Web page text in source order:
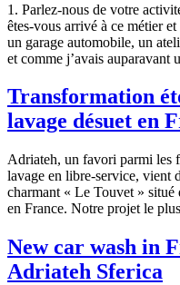
1. Parlez-nous de votre
êtes-vous arrivé à ce métier
un garage automobile, un
et comme j’avais auparavant
Transformation
lavage désuet en
Adriateh, un favori parmi les
lavage en libre-service, vient
charmant « Le Touvet »
en France. Notre projet le
New car wash in
Adriateh Sferica